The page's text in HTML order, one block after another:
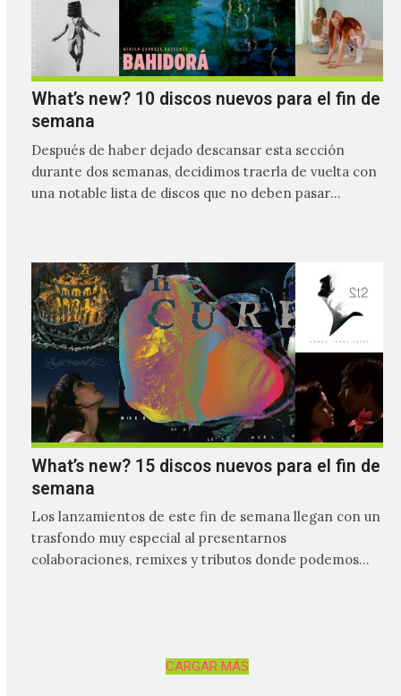
What’s new? 10 discos nuevos para el fin de
semana
Después de haber dejado descansar esta sección
durante dos semanas, decidimos traerla de vuelta con
una notable lista de discos que no deben pasar
What’s new? 15 discos nuevos para el fin de
semana
Los lanzamientos de este fin de semana llegan con un
trasfondo muy especial al presentarnos
colaboraciones, remixes y tributos donde podemos
CARGAR MÁS